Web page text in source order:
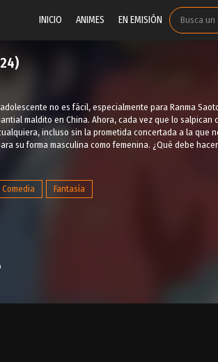
INICIO ANIMES EN EMISIÓN
no es fácil, especialmente para Ranma
maldito en China. Ahora, cada vez que lo
incluso sin la prometida concertada a la que
su forma masculina como femenina. ¿Qué debe
Comedia Fantasía